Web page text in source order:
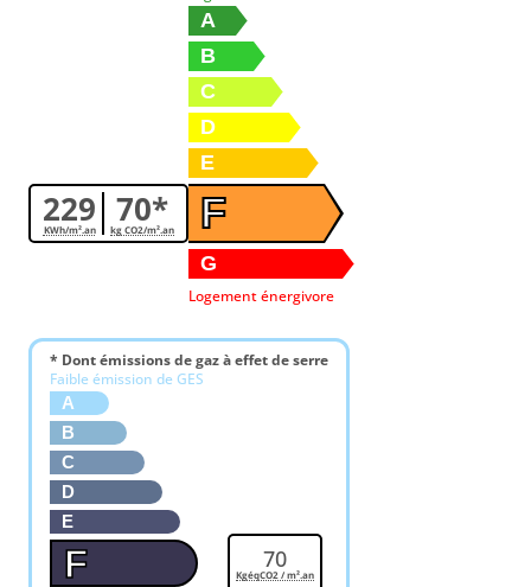
229
KWh/m².an 70*
kg CO2/m².an
A
B
C
D
E
F
G
Logement énergivore
* Dont émissions de gaz à effet de serre
Faible émission de GES
A
B
C
D
E
F 70
KgéqCO2 / m².an